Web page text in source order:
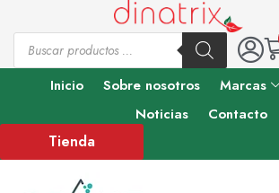
Inicio Sobre nosotros Marcas
Noticias
Contacto
Tienda